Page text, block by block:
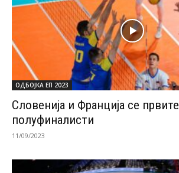
ОДБОЈКА ЕП 2023
Словенија и Франција се првите
полуфиналисти
11/09/2023